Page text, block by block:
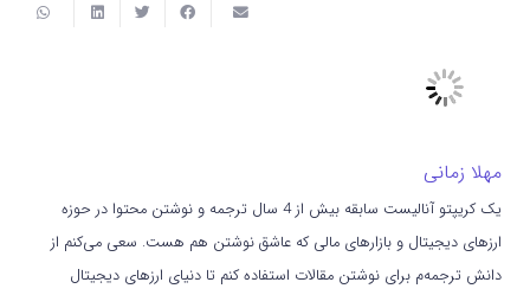
مهلا زمانی
یک کریپتو آنالیست سابقه بیش از 4 سال ترجمه و نوشتن محتوا در حوزه
ارزهای دیجیتال و بازارهای مالی که عاشق نوشتن هم هست. سعی می‌کنم از
دانش ترجمه‌م برای نوشتن مقالات استفاده کنم تا دنیای ارزهای دیجیتال